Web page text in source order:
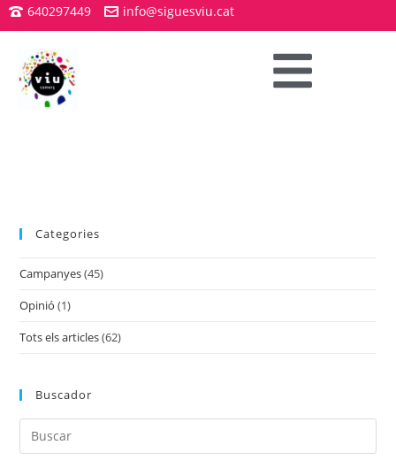
640297449 info@siguesviu.cat
Categories
Campanyes(45)
Opinió (1)
Tots els articles(62)
Buscador